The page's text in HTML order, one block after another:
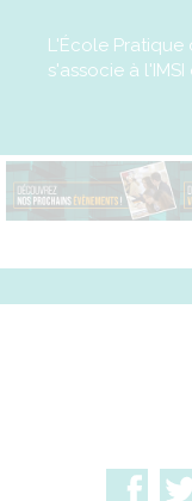
L'École Pratique
s'associe à